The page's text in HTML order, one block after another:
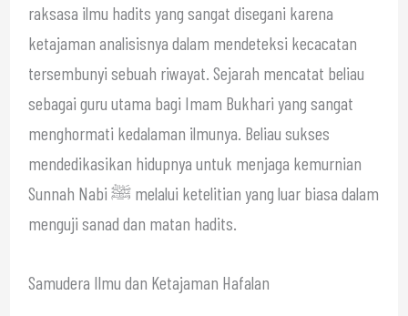
raksasa ilmu hadits yang sangat disegani karena
ketajaman analisisnya dalam mendeteksi kecacatan
tersembunyi sebuah riwayat. Sejarah mencatat beliau
sebagai guru utama bagi Imam Bukhari yang sangat
menghormati kedalaman ilmunya. Beliau sukses
mendedikasikan hidupnya untuk menjaga kemurnian
Sunnah Nabi ﷺ melalui ketelitian yang luar biasa dalam
menguji sanad dan matan hadits.
Samudera Ilmu dan Ketajaman Hafalan